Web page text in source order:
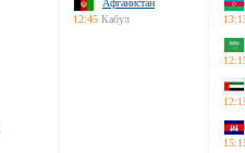
Афганистан
12:45 Кабул